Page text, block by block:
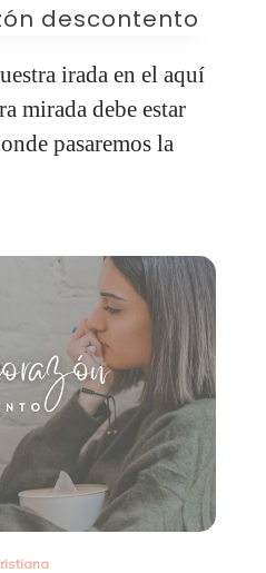
descontento
irada en el aquí
mirada debe estar
pasaremos la